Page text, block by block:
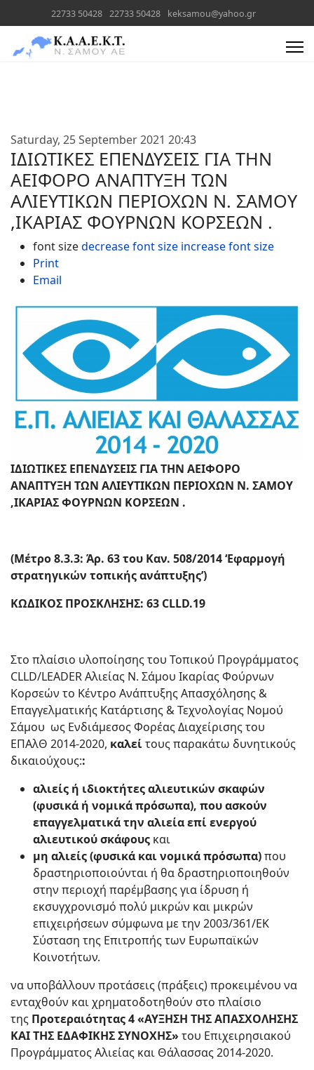
22733 50428 22733 50428 keksamou@yahoo.gr
Saturday, 25 September 2021 20:43
ΙΔΙΩΤΙΚΕΣ ΕΠΕΝΔΥΣΕΙΣ ΓΙΑ ΤΗΝ
ΑΕΙΦΟΡΟ ΑΝΑΠΤΥΞΗ ΤΩΝ
ΑΛΙΕΥΤΙΚΩΝ ΠΕΡΙΟΧΩΝ Ν. ΣΑΜΟΥ
,ΙΚΑΡΙΑΣ ΦΟΥΡΝΩΝ ΚΟΡΣΕΩΝ .
font sizedecrease font size increase font size
Print
Email
Text
ΙΔΙΩΤΙΚΕΣ ΕΠΕΝΔΥΣΕΙΣ ΓΙΑ ΤΗΝ ΑΕΙΦΟΡΟ
ΑΝΑΠΤΥΞΗ ΤΩΝ ΑΛΙΕΥΤΙΚΩΝ ΠΕΡΙΟΧΩΝ Ν. ΣΑΜΟΥ
,ΙΚΑΡΙΑΣ ΦΟΥΡΝΩΝ ΚΟΡΣΕΩΝ .
(Μέτρο 8.3.3: Άρ. 63 του Καν. 508/2014 ‘Εφαρμογή
στρατηγικών τοπικής ανάπτυξης’)
ΚΩΔΙΚΟΣ ΠΡΟΣΚΛΗΣΗΣ: 63 CLLD.19
Στο πλαίσιο υλοποίησης του Τοπικού Προγράμματος
CLLD/LEADER Αλιείας Ν. Σάμου Ικαρίας Φούρνων
Κορσεών το Κέντρο Ανάπτυξης Απασχόλησης &
Επαγγελματικής Κατάρτισης & Τεχνολογίας Νομού
Σάμου ως Ενδιάμεσος Φορέας Διαχείρισης του
ΕΠΑλΘ 2014-2020, καλείτους παρακάτω δυνητικούς
δικαιούχους::
αλιείς ή ιδιοκτήτες αλιευτικών σκαφών
(φυσικά ή νομικά πρόσωπα), που ασκούν
επαγγελματικά την αλιεία επί ενεργού
αλιευτικού σκάφους και
μη αλιείς (φυσικά και νομικά πρόσωπα)που
δραστηριοποιούνται ή θα δραστηριοποιηθούν
στην περιοχή παρέμβασης για ίδρυση ή
εκσυγχρονισμό πολύ μικρών και μικρών
επιχειρήσεων σύμφωνα με την 2003/361/ΕΚ
Σύσταση της Επιτροπής των Ευρωπαϊκών
Κοινοτήτων.
να υποβάλλουν προτάσεις (πράξεις) προκειμένου να
ενταχθούν και χρηματοδοτηθούν στο πλαίσιο
της Προτεραιότητας 4 «ΑΥΞΗΣΗ ΤΗΣ ΑΠΑΣΧΟΛΗΣΗΣ
ΚΑΙ ΤΗΣ ΕΔΑΦΙΚΗΣ ΣΥΝΟΧΗΣ» του Επιχειρησιακού
Προγράμματος Αλιείας και Θάλασσας 2014-2020.